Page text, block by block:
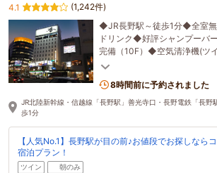
4.1
(1,242件)
◆JR長野駅～徒歩1分◆全室
ドリンク◆好評シャンプーバ
完備（10F）◆空気清浄機(ツ
ンビニ1階◆充実の漫画コーナー
8時間前に予約されました
JR北陸新幹線・信越線「長野駅」善光寺口・長野電鉄「長野
歩1分
【人気No.1】長野駅が目の前♪お値段でお探しなら
宿泊プラン！
ツイン 朝のみ